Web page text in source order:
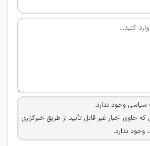
سیاسی وجود ندارد.
که حاوی اخبار غیر قابل تأیید از طریق خبرگزاری
وجود ندارد.